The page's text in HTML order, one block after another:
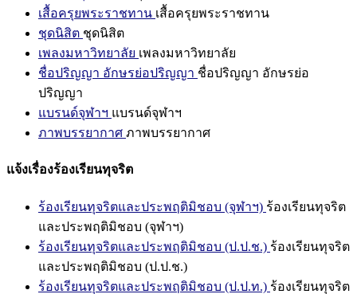
เสื้อครุยพระราชทาน เสื้อครุยพระราชทาน
ชุดนิสิต ชุดนิสิต
เพลงมหาวิทยาลัย เพลงมหาวิทยาลัย
ชื่อปริญญา อักษรย่อปริญญา ชื่อปริญญา อักษรย่อ
ปริญญา
แบรนด์จุฬาฯ แบรนด์จุฬาฯ
ภาพบรรยากาศ ภาพบรรยากาศ
แจ้งเรื่องร้องเรียนทุจริต
ร้องเรียนทุจริตและประพฤติมิชอบ (จุฬาฯ) ร้องเรียนทุจริต
และประพฤติมิชอบ (จุฬาฯ)
ร้องเรียนทุจริตและประพฤติมิชอบ (ป.ป.ช.) ร้องเรียนทุจริต
และประพฤติมิชอบ (ป.ป.ช.)
ร้องเรียนทุจริตและประพฤติมิชอบ (ป.ป.ท.) ร้องเรียนทุจริต